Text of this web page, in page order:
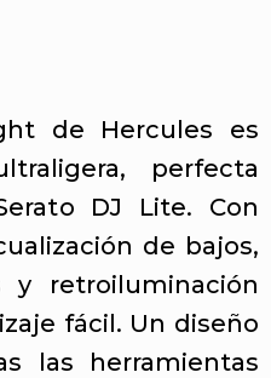
de Hercules es
perfecta
DJ Lite. Con
de bajos,
retroiluminación
fácil. Un diseño
las herramientas